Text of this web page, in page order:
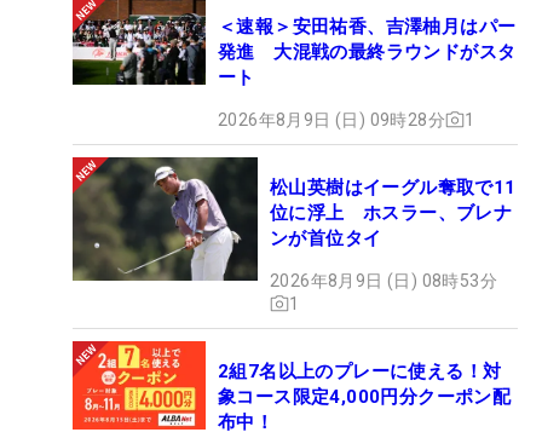
＜速報＞安田祐香、吉澤柚月はパー
発進 大混戦の最終ラウンドがスタ
ート
2026年8月9日 (日) 09時28分 1
松山英樹はイーグル奪取で11
位に浮上 ホスラー、ブレナ
ンが首位タイ
2026年8月9日 (日) 08時53分
1
2組7名以上のプレーに使える！対
象コース限定4,000円分クーポン配
布中！